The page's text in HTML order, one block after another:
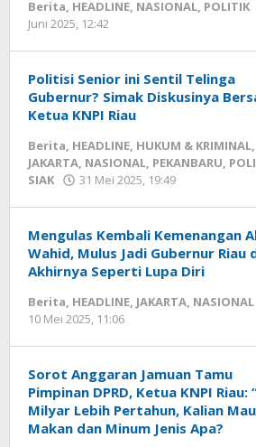
Berita, HEADLINE, NASIONAL, POLITIK
Juni 2025, 12:42
Politisi Senior ini Sentil Telinga
Gubernur? Simak Diskusinya
Ketua KNPI Riau
Berita, HEADLINE, HUKUM & KRIMINAL,
JAKARTA, NASIONAL, PEKANBARU,
SIAK
31 Mei 2025, 19:49
Mengulas Kembali Kemenangan
Wahid, Mulus Jadi Gubernur Riau
Akhirnya Seperti Lupa Diri
Berita, HEADLINE, JAKARTA, NASIONAL
10 Mei 2025, 11:06
Sorot Anggaran Jamuan Tamu
Pimpinan DPRD, Ketua KNPI Riau:
Milyar Lebih Pertahun, Kalian Mau
Makan dan Minum Jenis Apa?